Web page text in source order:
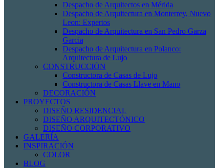
Despacho de Arquitectos en Mérida
Despacho de Arquitectura en Monterrey, Nuevo
Leon: Expertos
Despacho de Arquitectura en San Pedro Garza
García
Despacho de Arquitectura en Polanco:
Arquitectura de Lujo
CONSTRUCCIÓN
Constructora de Casas de Lujo
Constructora de Casas Llave en Mano
DECORACIÓN
PROYECTOS
DISEÑO RESIDENCIAL
DISEÑO ARQUITECTÓNICO
DISEÑO CORPORATIVO
GALERÍA
INSPIRACIÓN
COLOR
BLOG